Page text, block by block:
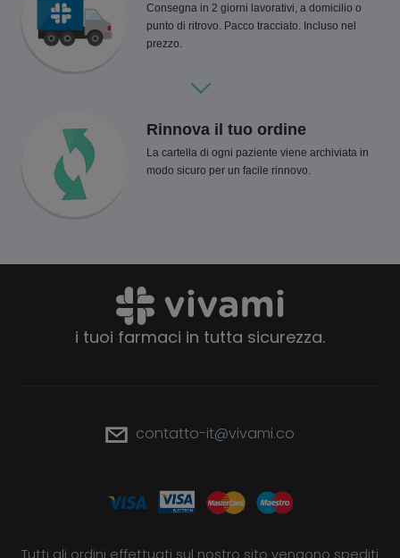
Consegna in 2 giorni lavorativi, a domicilio o
punto di ritrovo. Pacco tracciato. Incluso nel
prezzo.
Rinnova il tuo ordine
La cartella di ogni paziente viene archiviata in
modo sicuro per un facile rinnovo.
i tuoi farmaci in tutta sicurezza.
contatto-it@vivami.co
Tutti gli ordini effettuati sul nostro sito vengono spediti